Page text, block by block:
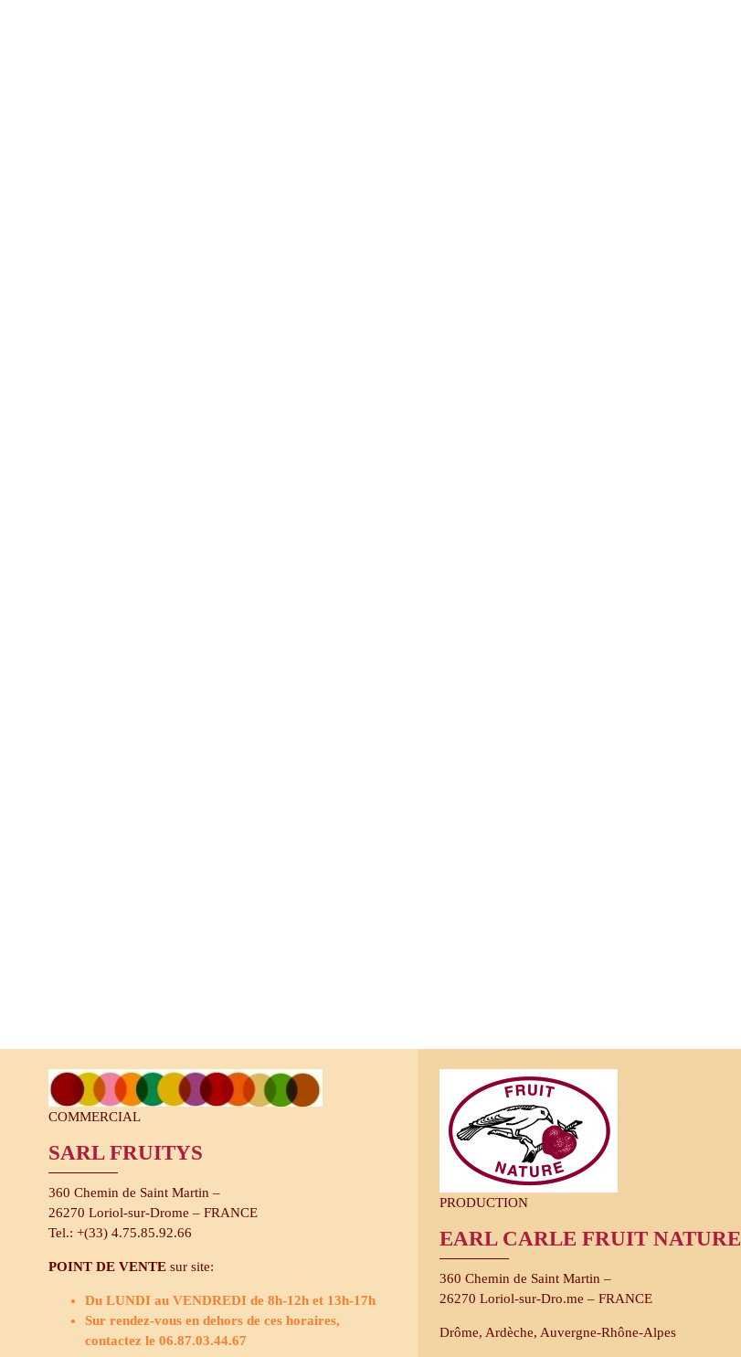
COMMERCIAL
SARL FRUITYS
360 Chemin de Saint Martin –
26270 Loriol-sur-Drome – FRANCE
Tel.: +(33) 4.75.85.92.66
POINT DE VENTE sur site:
Du LUNDI au VENDREDI de 8h-12h et 13h-17h
Sur rendez-vous en dehors de ces horaires,
contactez le 06.87.03.44.67
PRODUCTION
EARL CARLE FRUIT NATURE
360 Chemin de Saint Martin –
26270 Loriol-sur-Dro.me – FRANCE
Drôme, Ardèche, Auvergne-​Rhône-Alpes